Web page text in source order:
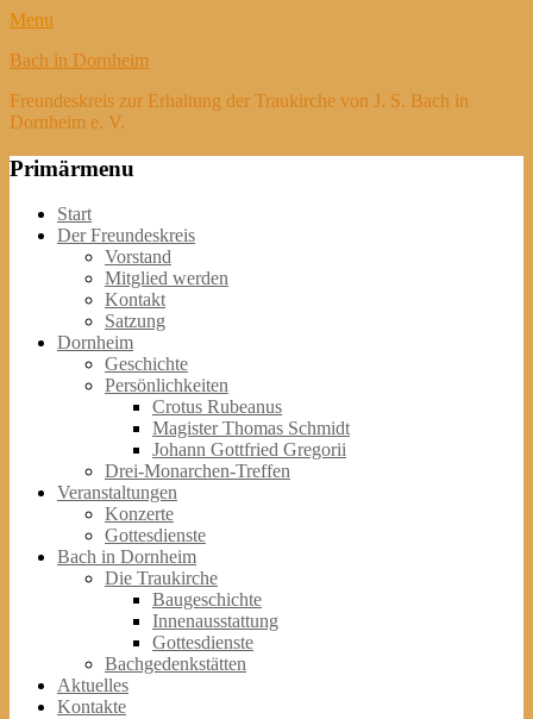
Menu
Bach in Dornheim
Freundeskreis zur Erhaltung der Traukirche von J. S. Bach in
Dornheim e. V.
Primärmenu
Weiter
zum
Start
Der Freundeskreis
Vorstand
Mitglied werden
Kontakt
Satzung
Dornheim
Geschichte
Persönlichkeiten
Crotus Rubeanus
Magister Thomas Schmidt
Johann Gottfried Gregorii
Drei-Monarchen-Treffen
Veranstaltungen
Konzerte
Gottesdienste
Bach in Dornheim
Die Traukirche
Baugeschichte
Innenausstattung
Gottesdienste
Bachgedenkstätten
Aktuelles
Kontakte